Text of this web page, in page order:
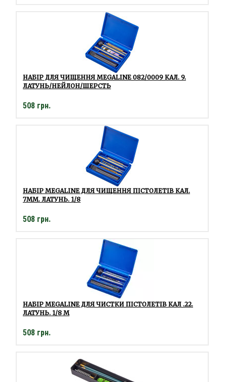
НАБІР ДЛЯ ЧИЩЕННЯ MEGALINE 082/0009 КАЛ. 9.
ЛАТУНЬ/НЕЙЛОН/ШЕРСТЬ
508 грн.
НАБІР MEGALINE ДЛЯ ЧИЩЕННЯ ПІСТОЛЕТІВ КАЛ.
7ММ. ЛАТУНЬ. 1/8
508 грн.
НАБІР MEGALINE ДЛЯ ЧИСТКИ ПІСТОЛЕТІВ КАЛ .22.
ЛАТУНЬ. 1/8 M
508 грн.